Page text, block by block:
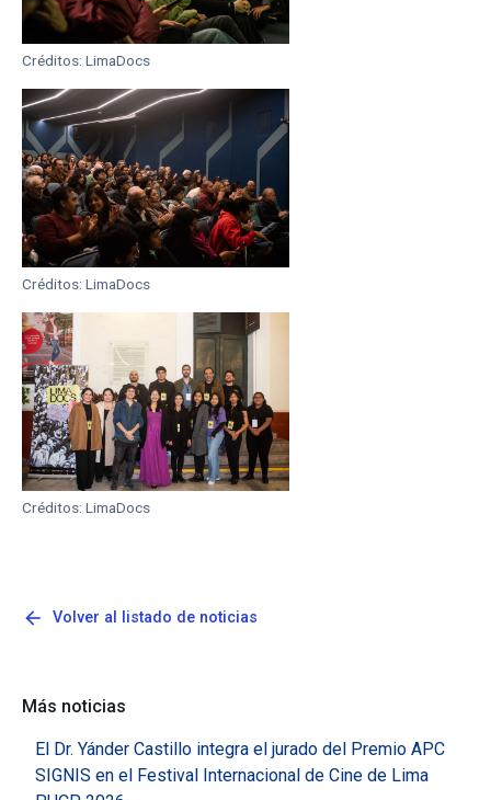
Créditos: LimaDocs
Créditos: LimaDocs
Créditos: LimaDocs
arrow_back Volver al listado de noticias
Más noticias
El Dr. Yánder Castillo integra el jurado del Premio APC
SIGNIS en el Festival Internacional de Cine de Lima